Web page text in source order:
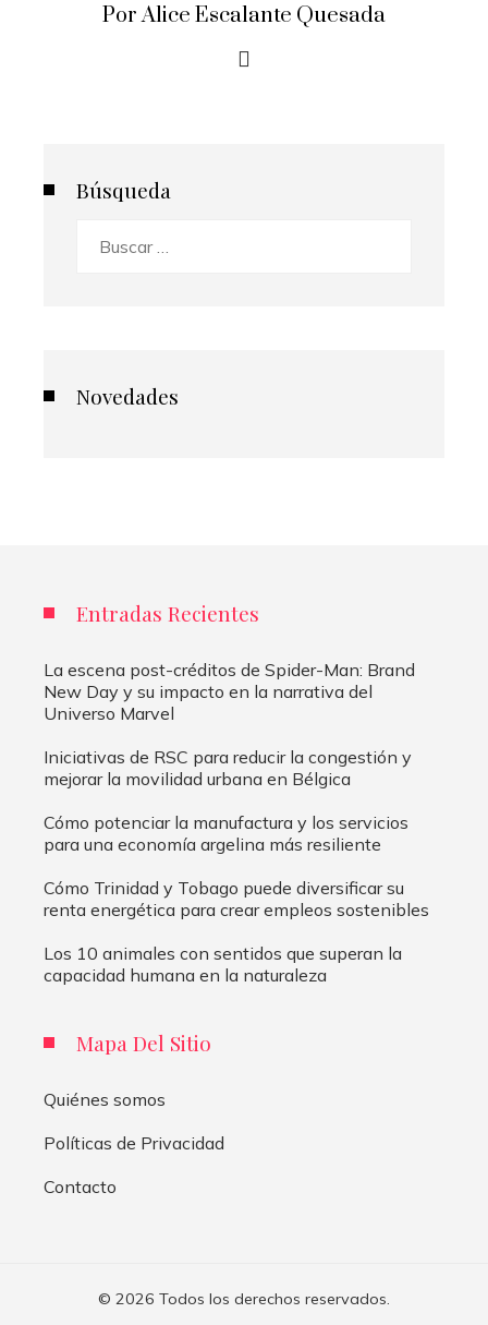
Por Alice Escalante Quesada
Búsqueda
Novedades
Entradas Recientes
La escena post-créditos de Spider-Man: Brand
New Day y su impacto en la narrativa del
Universo Marvel
Iniciativas de RSC para reducir la congestión y
mejorar la movilidad urbana en Bélgica
Cómo potenciar la manufactura y los servicios
para una economía argelina más resiliente
Cómo Trinidad y Tobago puede diversificar su
renta energética para crear empleos sostenibles
Los 10 animales con sentidos que superan la
capacidad humana en la naturaleza
Mapa Del Sitio
Quiénes somos
Políticas de Privacidad
Contacto
© 2026 Todos los derechos reservados.